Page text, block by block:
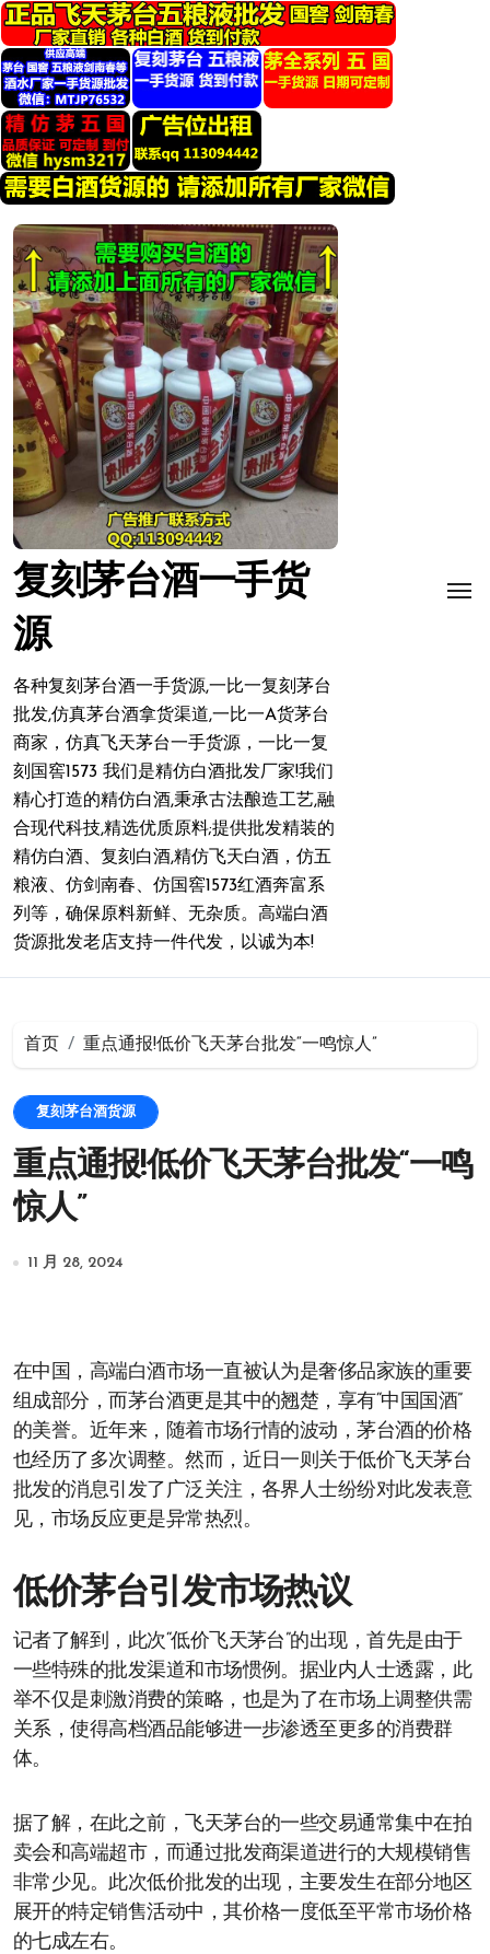
转
到
内
容
复刻茅台酒一手货
源
各种复刻茅台酒一手货源,一比一复刻茅台
批发,仿真茅台酒拿货渠道,一比一A货茅台
商家，仿真飞天茅台一手货源，一比一复
刻国窖1573 我们是精仿白酒批发厂家!我们
精心打造的精仿白酒,秉承古法酿造工艺,融
合现代科技,精选优质原料;提供批发精装的
精仿白酒、复刻白酒,精仿飞天白酒，仿五
粮液、仿剑南春、仿国窖1573红酒奔富系
列等，确保原料新鲜、无杂质。高端白酒
货源批发老店支持一件代发，以诚为本!
首页 重点通报!低价飞天茅台批发“一鸣惊人”
复刻茅台酒货源
重点通报!低价飞天茅台批发“一鸣
惊人”
11 月 28, 2024
在中国，高端白酒市场一直被认为是奢侈品家族的重要
组成部分，而茅台酒更是其中的翘楚，享有“中国国酒”
的美誉。近年来，随着市场行情的波动，茅台酒的价格
也经历了多次调整。然而，近日一则关于低价飞天茅台
批发的消息引发了广泛关注，各界人士纷纷对此发表意
见，市场反应更是异常热烈。
低价茅台引发市场热议
记者了解到，此次“低价飞天茅台”的出现，首先是由于
一些特殊的批发渠道和市场惯例。据业内人士透露，此
举不仅是刺激消费的策略，也是为了在市场上调整供需
关系，使得高档酒品能够进一步渗透至更多的消费群
体。
据了解，在此之前，飞天茅台的一些交易通常集中在拍
卖会和高端超市，而通过批发商渠道进行的大规模销售
非常少见。此次低价批发的出现，主要发生在部分地区
展开的特定销售活动中，其价格一度低至平常市场价格
的七成左右。